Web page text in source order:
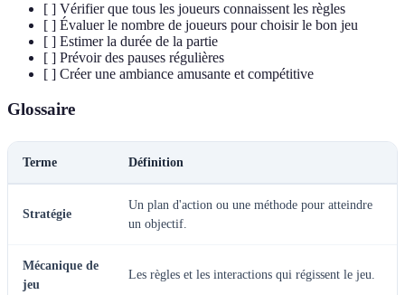
[ ] Vérifier que tous les joueurs connaissent les règles
[ ] Évaluer le nombre de joueurs pour choisir le bon jeu
[ ] Estimer la durée de la partie
[ ] Prévoir des pauses régulières
[ ] Créer une ambiance amusante et compétitive
Glossaire
Terme Définition
Stratégie
Un plan d'action ou une méthode pour atteindre
un objectif.
Mécanique de
jeu
Les règles et les interactions qui régissent le jeu.